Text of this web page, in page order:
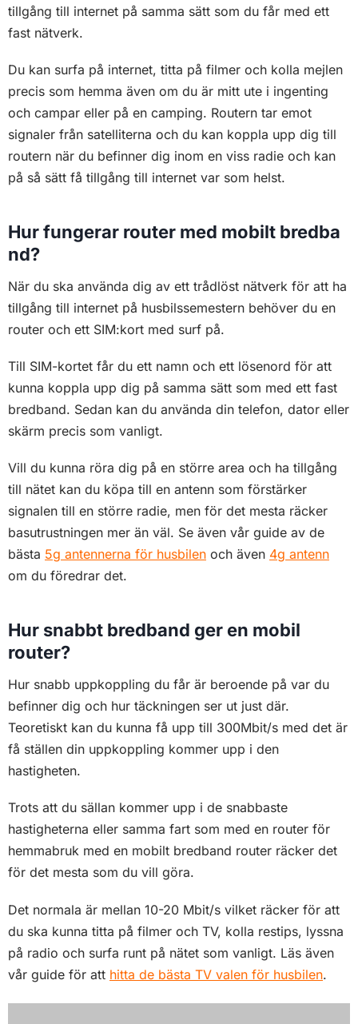
tillgång till internet på samma sätt som du får med ett
fast nätverk.
Du kan surfa på internet, titta på filmer och kolla mejlen
precis som hemma även om du är mitt ute i ingenting
och campar eller på en camping. Routern tar emot
signaler från satelliterna och du kan koppla upp dig till
routern när du befinner dig inom en viss radie och kan
på så sätt få tillgång till internet var som helst.
Hur fungerar router med mobilt bredba
nd?
När du ska använda dig av ett trådlöst nätverk för att ha
tillgång till internet på husbilssemestern behöver du en
router och ett SIM:kort med surf på.
Till SIM-kortet får du ett namn och ett lösenord för att
kunna koppla upp dig på samma sätt som med ett fast
bredband. Sedan kan du använda din telefon, dator eller
skärm precis som vanligt.
Vill du kunna röra dig på en större area och ha tillgång
till nätet kan du köpa till en antenn som förstärker
signalen till en större radie, men för det mesta räcker
basutrustningen mer än väl. Se även vår guide av de
bästa 5g antennerna för husbilen och även 4g antenn
om du föredrar det.
Hur snabbt bredband ger en mobil
router?
Hur snabb uppkoppling du får är beroende på var du
befinner dig och hur täckningen ser ut just där.
Teoretiskt kan du kunna få upp till 300Mbit/s med det är
få ställen din uppkoppling kommer upp i den
hastigheten.
Trots att du sällan kommer upp i de snabbaste
hastigheterna eller samma fart som med en router för
hemmabruk med en mobilt bredband router räcker det
för det mesta som du vill göra.
Det normala är mellan 10-20 Mbit/s vilket räcker för att
du ska kunna titta på filmer och TV, kolla restips, lyssna
på radio och surfa runt på nätet som vanligt. Läs även
vår guide för att hitta de bästa TV valen för husbilen.